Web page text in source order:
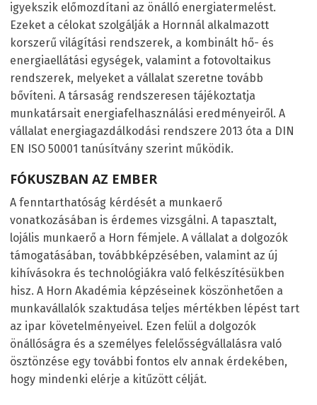
igyekszik előmozdítani az önálló energiatermelést.
Ezeket a célokat szolgálják a Hornnál alkalmazott
korszerű világítási rendszerek, a kombinált hő- és
energiaellátási egységek, valamint a fotovoltaikus
rendszerek, melyeket a vállalat szeretne tovább
bővíteni. A társaság rendszeresen tájékoztatja
munkatársait energiafelhasználási eredményeiről. A
vállalat energiagazdálkodási rendszere 2013 óta a DIN
EN ISO 50001 tanúsítvány szerint működik.
FÓKUSZBAN AZ EMBER
A fenntarthatóság kérdését a munkaerő
vonatkozásában is érdemes vizsgálni. A tapasztalt,
lojális munkaerő a Horn fémjele. A vállalat a dolgozók
támogatásában, továbbképzésében, valamint az új
kihívásokra és technológiákra való felkészítésükben
hisz. A Horn Akadémia képzéseinek köszönhetően a
munkavállalók szaktudása teljes mértékben lépést tart
az ipar követelményeivel. Ezen felül a dolgozók
önállóságra és a személyes felelősségvállalásra való
ösztönzése egy további fontos elv annak érdekében,
hogy mindenki elérje a kitűzött célját.